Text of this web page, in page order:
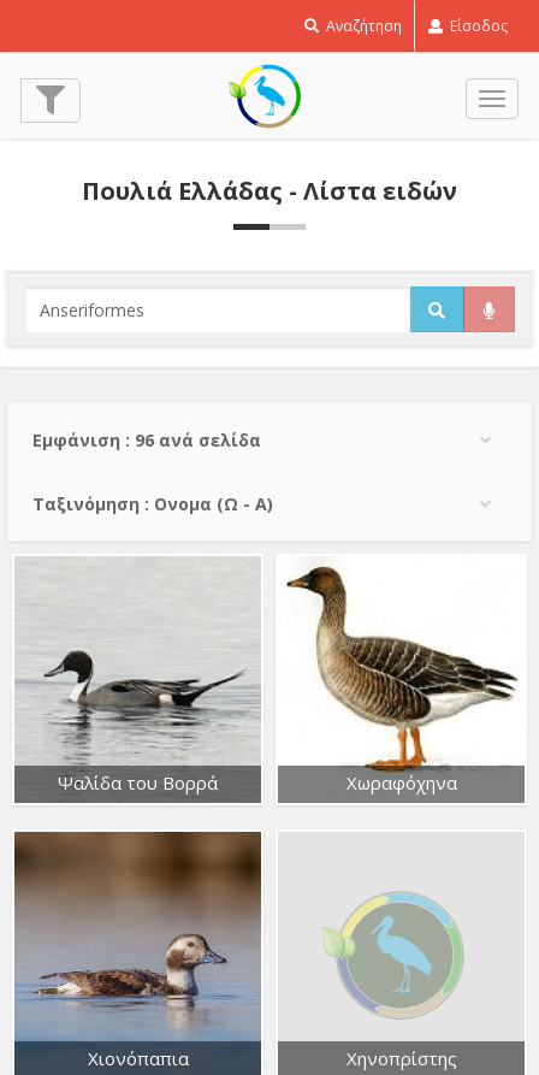
Αναζήτηση Είσοδος
Πουλιά Ελλάδας - Λίστα ειδών
Εμφάνιση : 96 ανά σελίδα
Тαξινόμηση : Ονομα (Ω - Α)
Ψαλίδα του Βορρά Χωραφόχηνα
Χιονόπαπια Χηνοπρίστης